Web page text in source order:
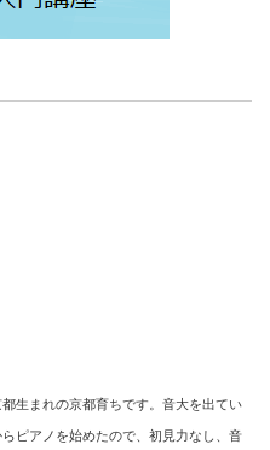
生まれの京都育ちです。音大を出てい
ピアノを始めたので、初見力なし、音